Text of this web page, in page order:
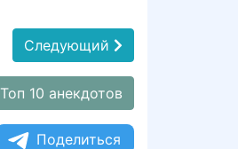
Следующий
Топ 10 анекдотов
Поделиться